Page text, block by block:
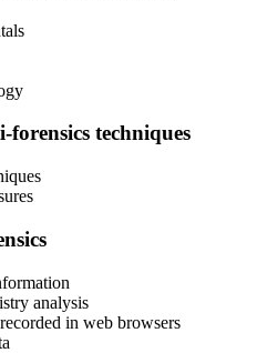
techniques
analysis
in web browsers